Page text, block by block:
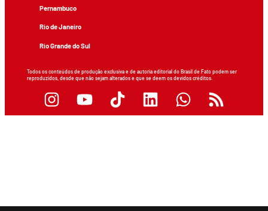
Pernambuco
Rio de Janeiro
Rio Grande do Sul
Todos os conteúdos de produção exclusiva e de autoria editorial do Brasil de Fato podem ser
reproduzidos, desde que não sejam alterados e que se deem os devidos créditos.